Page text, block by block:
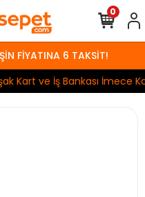
FİYATINA 6 TAKSİT!
Kart ve İş Bankası İmece
0